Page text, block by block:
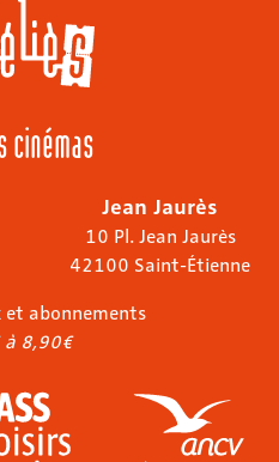
cinémas
Jean Jaurès
10 Pl. Jean Jaurès
42100 Saint-Étienne
et abonnements
à 8,90€